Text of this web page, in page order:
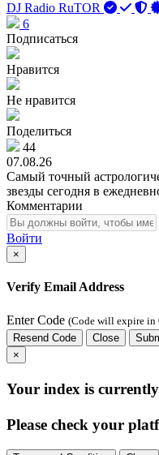
DJ Radio RuTOR
6
Подписаться
Нравится
Не нравится
Поделиться
44
07.08.26
Самый точный
звезды сегодня в
Комментарии
Войти
×
Verify Email Address
Enter Code (Code will expire in
Resend Code
Close
×
Your index is currently
Please check your